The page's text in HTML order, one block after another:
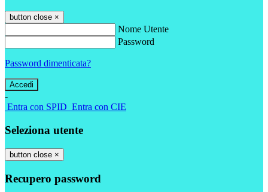
button close ×
Nome Utente
Password
Password dimenticata?
-
Entra con SPID Entra con CIE
Seleziona utente
button close ×
Recupero password